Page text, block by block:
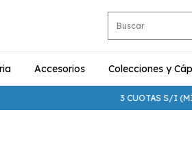
Accesorios Colecciones y
3 CUOTAS S/I